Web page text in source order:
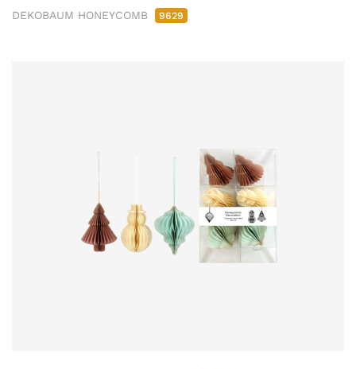
DEKOBAUM HONEYCOMB 9629